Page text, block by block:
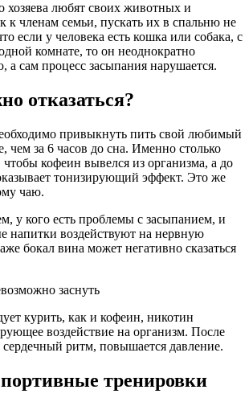
хозяева любят своих животных и
к членам семьи, пускать их в спальню не
если у человека есть кошка или собака, с
комнате, то он неоднократно
а сам процесс засыпания нарушается.
отказаться?
привыкнуть пить свой любимый
чем за 6 часов до сна. Именно столько
чтобы кофеин вывелся из организма, а до
тонизирующий эффект. Это же
чаю.
у кого есть проблемы с засыпанием, и
напитки воздействуют на нервную
бокал вина может негативно сказаться
курить, как и кофеин, никотин
воздействие на организм. После
сердечный ритм, повышается давление.
тренировки